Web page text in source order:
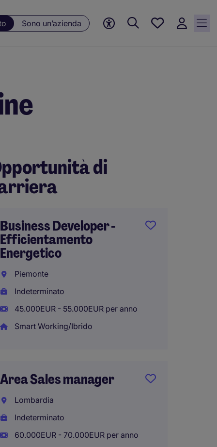
Sono un’azienda
Preferiti, 0
di
Business Developer -
Efficientamento
Energetico
Piemonte
Indeterminato
45.000EUR - 55.000EUR per anno
Smart Working/Ibrido
Area Sales manager
Lombardia
Indeterminato
60.000EUR - 70.000EUR per anno